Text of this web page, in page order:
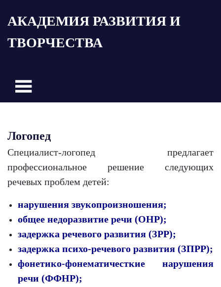
АКАДЕМИЯ РАЗВИТИЯ И
ТВОРЧЕСТВА
Логопед
Специалист-логопед предлагает
профессиональное решение следующих
речевых проблем детей:
нарушения звукопроизношения;
общее недоразвитие речи (ОНР);
задержка речевого развития (ЗРР);
задержка психо-речевого развития (ЗПРР);
фонетико-фонематичесткие нарушения
речи (ФФНР);